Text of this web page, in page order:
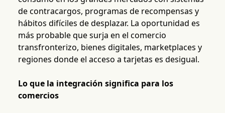
de contracargos, programas de recompensas y
hábitos difíciles de desplazar. La oportunidad es
más probable que surja en el comercio
transfronterizo, bienes digitales, marketplaces y
regiones donde el acceso a tarjetas es desigual.
Lo que la integración significa para los
comercios